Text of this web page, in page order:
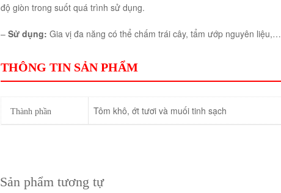
độ giòn trong suốt quá trình sử dụng.
– Sử dụng: Gia vị đa năng có thể chấm trái cây, tẩm ướp nguyên liệu,…
THÔNG TIN SẢN PHẨM
Thành phần Tôm khô, ớt tươi và muối tinh sạch
Sản phẩm tương tự